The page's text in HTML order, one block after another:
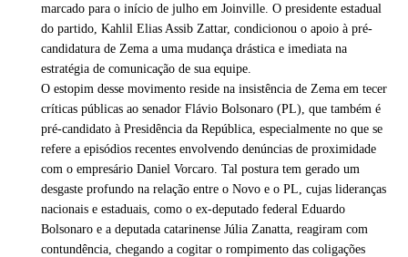
marcado para o início de julho em Joinville. O presidente estadual
do partido, Kahlil Elias Assib Zattar, condicionou o apoio à pré-
candidatura de Zema a uma mudança drástica e imediata na
estratégia de comunicação de sua equipe.
O estopim desse movimento reside na insistência de Zema em tecer
críticas públicas ao senador Flávio Bolsonaro (PL), que também é
pré-candidato à Presidência da República, especialmente no que se
refere a episódios recentes envolvendo denúncias de proximidade
com o empresário Daniel Vorcaro. Tal postura tem gerado um
desgaste profundo na relação entre o Novo e o PL, cujas lideranças
nacionais e estaduais, como o ex-deputado federal Eduardo
Bolsonaro e a deputada catarinense Júlia Zanatta, reagiram com
contundência, chegando a cogitar o rompimento das coligações